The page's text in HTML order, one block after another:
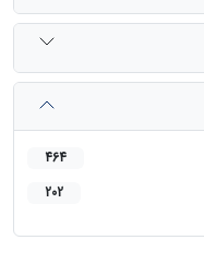
464
202